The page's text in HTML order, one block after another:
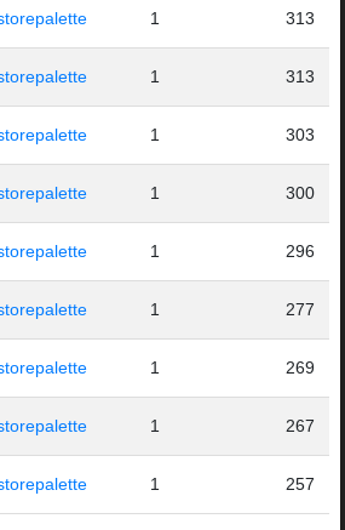
1 313
1 313
1 303
1 300
1 296
1 277
1 269
1 267
1 257